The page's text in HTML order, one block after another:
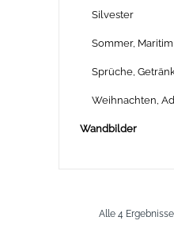
Silvester
Sommer, Maritim
Sprüche,
Weihnachten,
Wandbilder
Alle 4